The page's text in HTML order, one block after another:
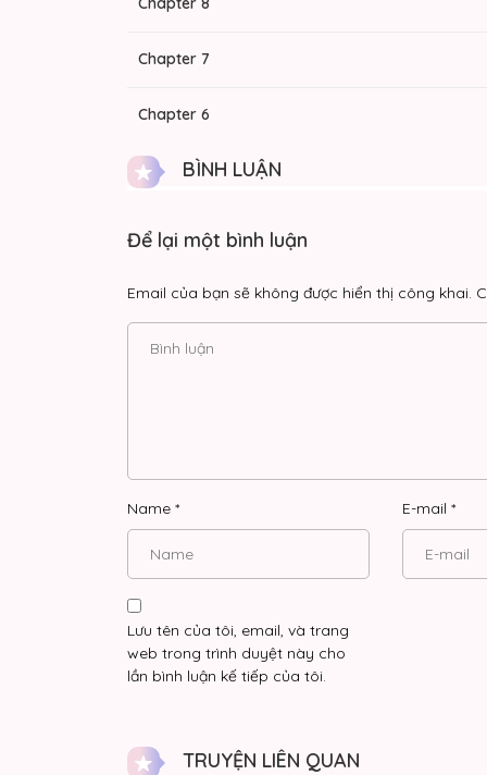
Chapter 7
Chapter 6
Chapter 5BÌNH LUẬN
Để lại một bình luận
Email của bạn sẽ không được hiển thị công khai.
Name * E-mail *
Lưu tên của tôi, email, và trang
web trong trình duyệt này cho
lần bình luận kế tiếp của tôi.
TRUYỆN LIÊN QUAN